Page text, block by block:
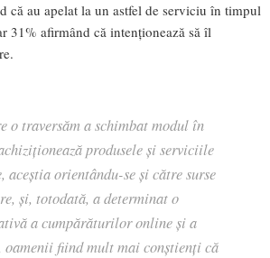
că au apelat la un astfel de serviciu în timpul
31% afirmând că intenționează să îl
o traversăm a schimbat modul în
produsele și serviciile
aceștia orientându-se și către surse
și, totodată, a determinat o
a cumpărăturilor online și a
oamenii fiind mult mai conștienți că